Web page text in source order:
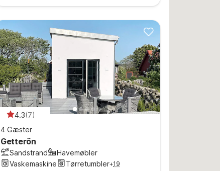
4.3(7)
4 Gæster
Getterön
Sandstrand
Havemøbler
Vaskemaskine
Tørretumbler+19